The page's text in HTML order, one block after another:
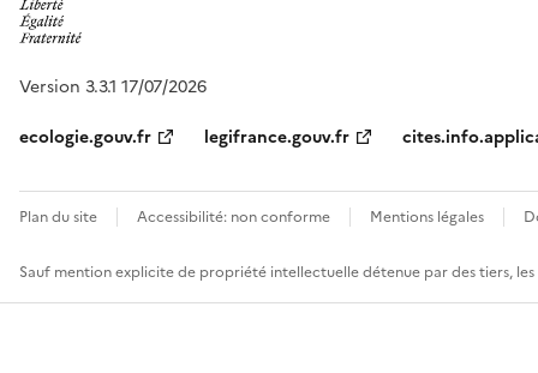
Version 3.3.1 17/07/2026
ecologie.gouv.fr
legifrance.gouv.fr
Plan du site Accessibilité: non conforme Mentions légales
Sauf mention explicite de propriété intellectuelle détenue par des tiers,